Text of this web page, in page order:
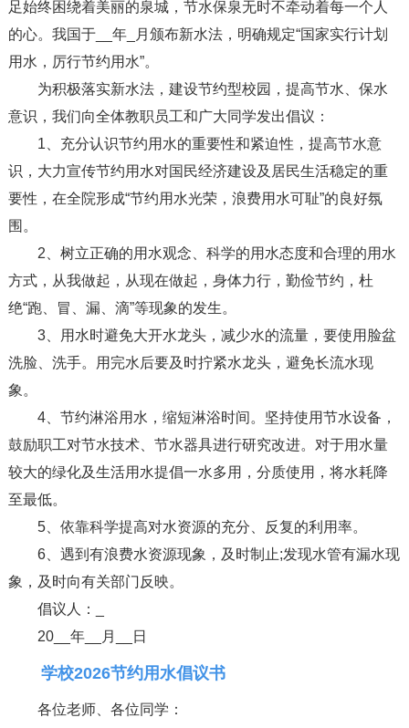
足始终困绕着美丽的泉城，节水保泉无时不牵动着每一个人
的心。我国于__年_月颁布新水法，明确规定“国家实行计划
用水，厉行节约用水”。
为积极落实新水法，建设节约型校园，提高节水、保水
意识，我们向全体教职员工和广大同学发出倡议：
1、充分认识节约用水的重要性和紧迫性，提高节水意
识，大力宣传节约用水对国民经济建设及居民生活稳定的重
要性，在全院形成“节约用水光荣，浪费用水可耻”的良好氛
围。
2、树立正确的用水观念、科学的用水态度和合理的用水
方式，从我做起，从现在做起，身体力行，勤俭节约，杜
绝“跑、冒、漏、滴”等现象的发生。
3、用水时避免大开水龙头，减少水的流量，要使用脸盆
洗脸、洗手。用完水后要及时拧紧水龙头，避免长流水现
象。
4、节约淋浴用水，缩短淋浴时间。坚持使用节水设备，
鼓励职工对节水技术、节水器具进行研究改进。对于用水量
较大的绿化及生活用水提倡一水多用，分质使用，将水耗降
至最低。
5、依靠科学提高对水资源的充分、反复的利用率。
6、遇到有浪费水资源现象，及时制止;发现水管有漏水现
象，及时向有关部门反映。
倡议人：_
20__年__月__日
学校2026节约用水倡议书
各位老师、各位同学：